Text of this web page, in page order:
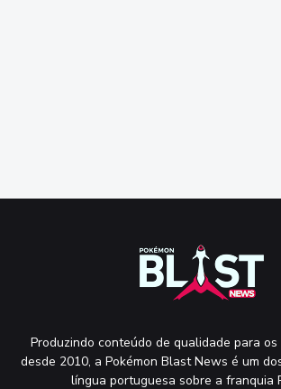
Produzindo conteúdo de qualidade para os
desde 2010, a Pokémon Blast News é um
língua portuguesa sobre a franquia